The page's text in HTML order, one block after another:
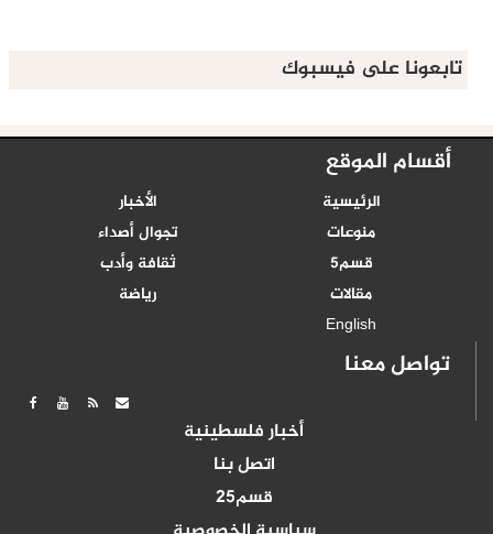
تابعونا على فيسبوك
أقسام الموقع
الرئيسية
الأخبار
منوعات
تجوال أصداء
قسم5
ثقافة وأدب
مقالات
رياضة
English
تواصل معنا
أخبار فلسطينية
اتصل بنا
قسم25